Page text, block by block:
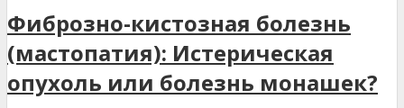
Фиброзно-кистозная болезнь
(мастопатия): Истерическая
опухоль или болезнь монашек?